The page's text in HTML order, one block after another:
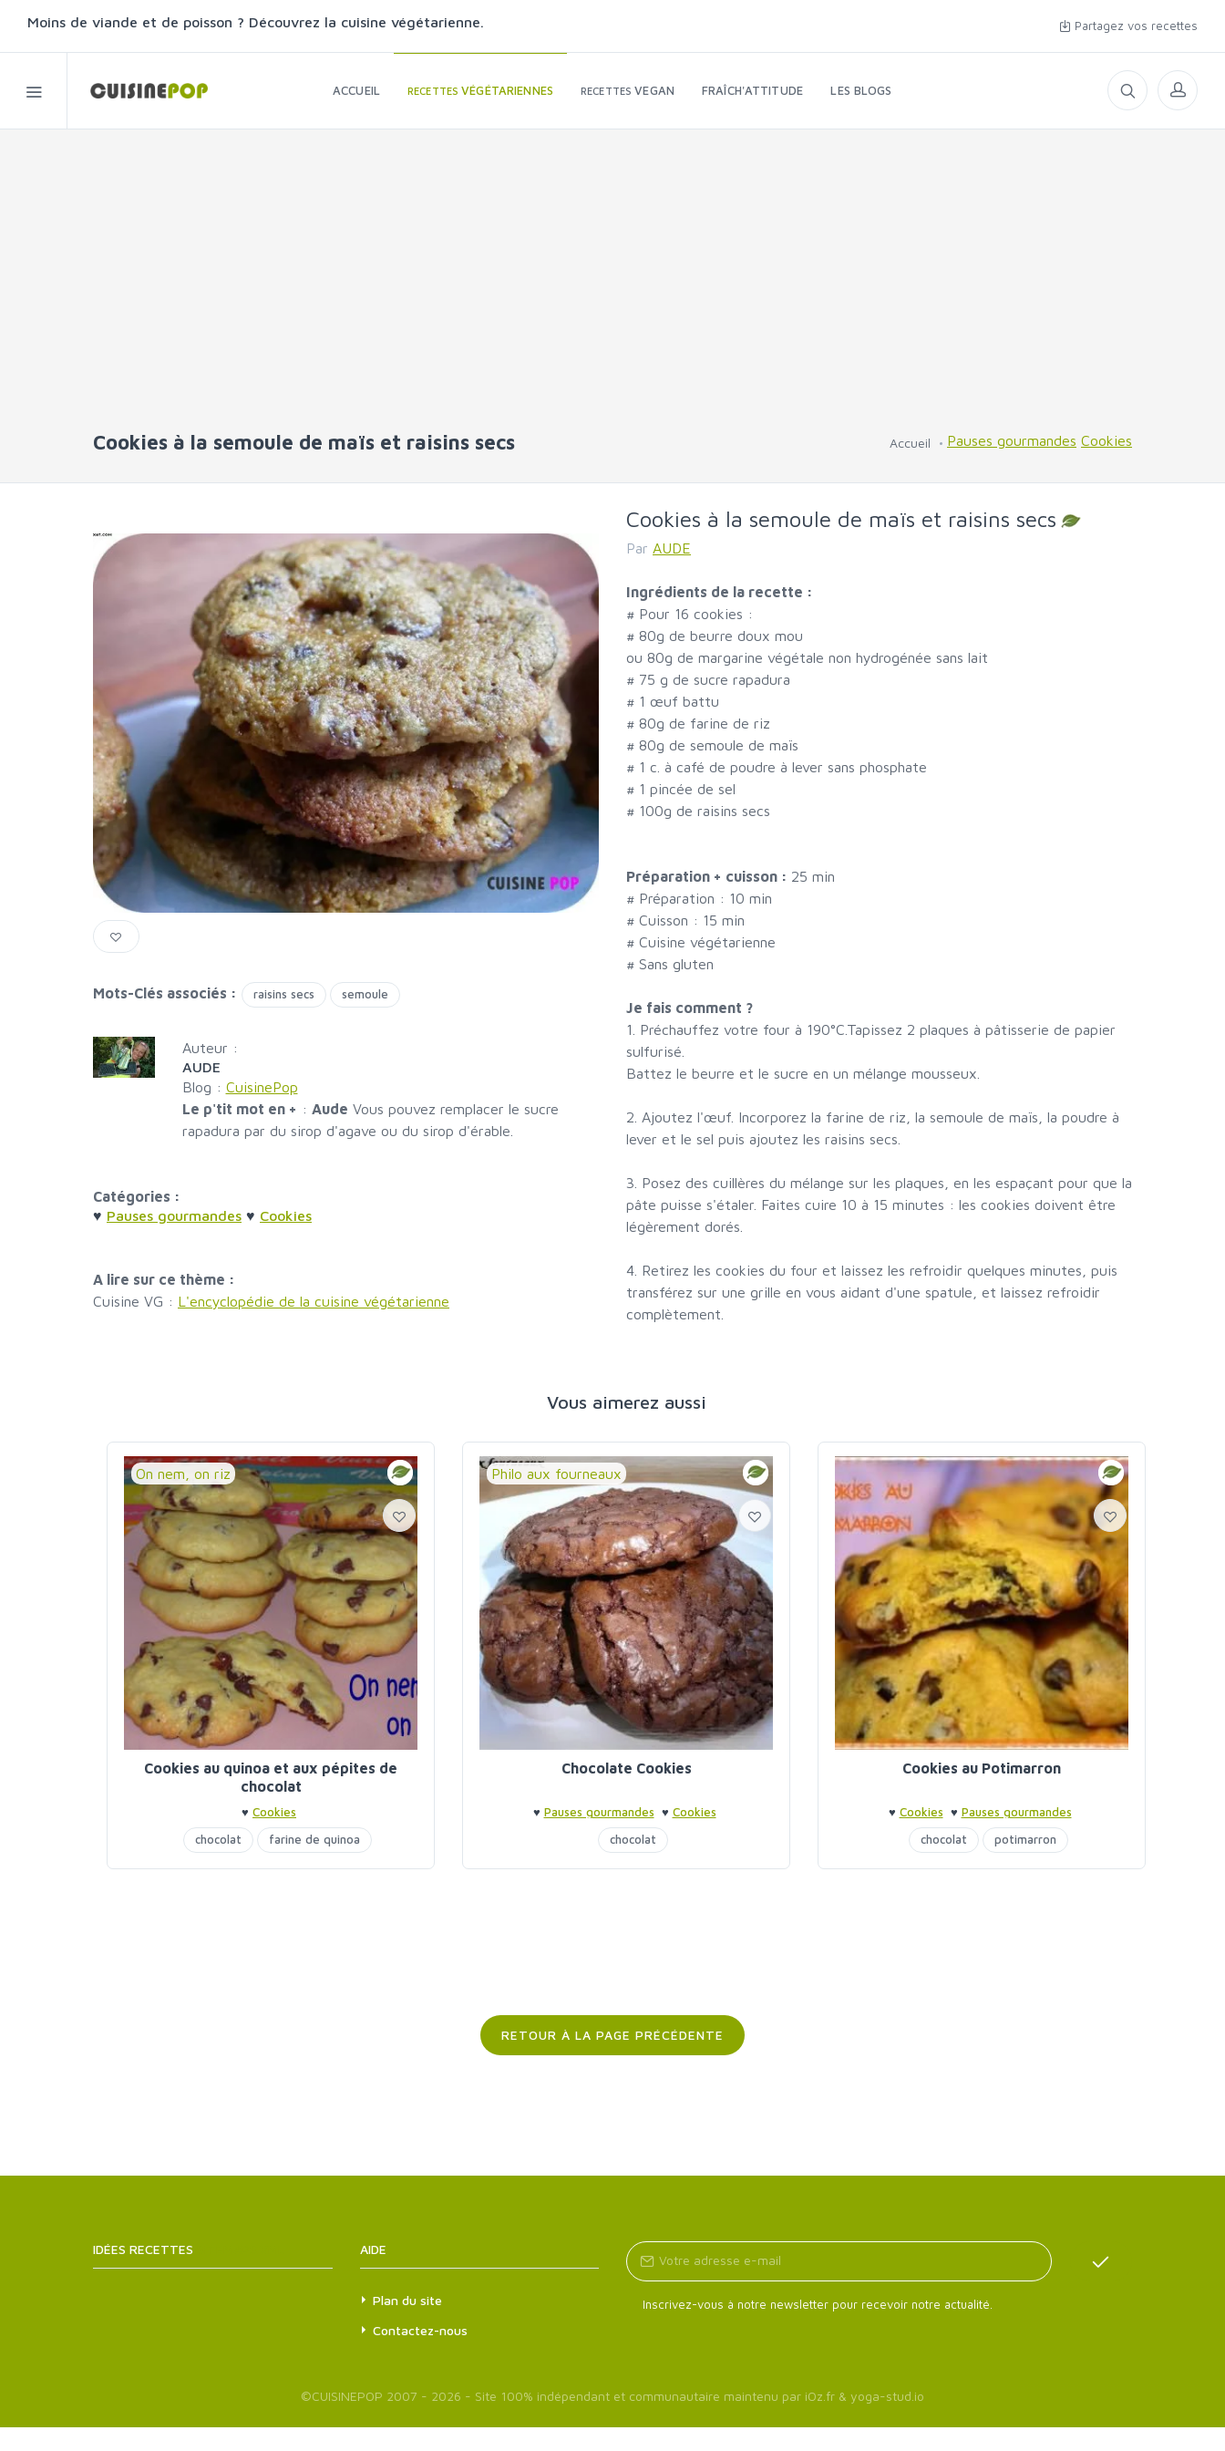
Moins de viande et de poisson ? Découvrez la cuisine végétarienne. Partagez vos recettes
ACCUEIL RECETTESVÉGÉTARIENNES RECETTESVEGAN FRAÎCH'ATTITUDE LES BLOGS
Cookies à la semoule de maïs et raisins secs Accueil Pauses gourmandes Cookies
Mots-Clés associés : raisins secs semoule
Auteur :
AUDE
Blog : CuisinePop
Le p'tit mot en + : Aude Vous pouvez remplacer le sucre
rapadura par du sirop d'agave ou du sirop d'érable.
Catégories :
♥ Pauses gourmandes ♥ Cookies
A lire sur ce thème :
Cuisine VG : L'encyclopédie de la cuisine végétarienne
Cookies à la semoule de maïs et raisins secs
Par AUDE
Ingrédients de la recette :
# Pour 16 cookies :
# 80g de beurre doux mou
ou 80g de margarine végétale non hydrogénée sans lait
# 75 g de sucre rapadura
# 1 œuf battu
# 80g de farine de riz
# 80g de semoule de maïs
# 1 c. à café de poudre à lever sans phosphate
# 1 pincée de sel
# 100g de raisins secs
Préparation + cuisson : 25 min
# Préparation : 10 min
# Cuisson : 15 min
# Cuisine végétarienne
# Sans gluten
Je fais comment ?
1. Préchauffez votre four à 190°C.Tapissez 2 plaques à pâtisserie de papier
sulfurisé.
Battez le beurre et le sucre en un mélange mousseux.
2. Ajoutez l'œuf. Incorporez la farine de riz, la semoule de maïs, la poudre à
lever et le sel puis ajoutez les raisins secs.
3. Posez des cuillères du mélange sur les plaques, en les espaçant pour que la
pâte puisse s'étaler. Faites cuire 10 à 15 minutes : les cookies doivent être
légèrement dorés.
4. Retirez les cookies du four et laissez les refroidir quelques minutes, puis
transférez sur une grille en vous aidant d'une spatule, et laissez refroidir
complètement.
Vous aimerez aussi
On nem, on riz
Cookies au quinoa et aux pépites de
chocolat
♥ Cookies
chocolat
farine de quinoa
Philo aux fourneaux
Chocolate Cookies
♥ Pauses gourmandes ♥ Cookies
chocolat
Cookies au Potimarron
♥ Cookies ♥ Pauses gourmandes
chocolat
potimarron
RETOUR À LA PAGE PRÉCÉDENTE
IDÉES RECETTES AIDE
Plan du site
Contactez-nous
Inscrivez-vous à notre newsletter pour recevoir notre actualité.
©CUISINEPOP 2007 - 2026 - Site 100% indépendant et communautaire maintenu par iOz.fr & yoga-stud.io